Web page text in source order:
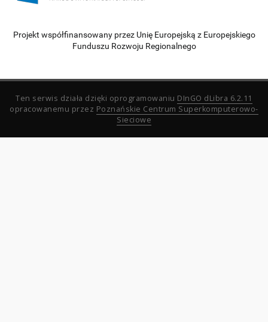
Projekt współfinansowany przez Unię Europejską z Europejskiego
Funduszu Rozwoju Regionalnego
Ten serwis działa dzięki oprogramowaniu DInGO dLibra 6.2.11
opracowanemu przez Poznańskie Centrum Superkomputerowo-
Sieciowe